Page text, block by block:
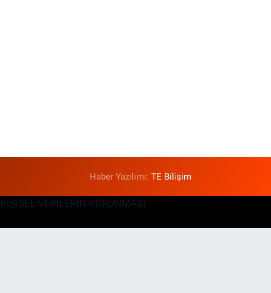
Haber Yazılımı:TE Bilişim
VERİLERİN KORUNMASI